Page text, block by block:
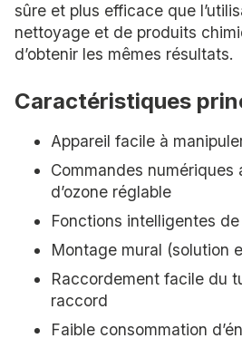
sûre et plus efficace que
nettoyage et de produits
d’obtenir les mêmes résultats.
Caractéristiques
Appareil facile à
Commandes numériques
d’ozone réglable
Fonctions intelligentes
Montage mural (solution
Raccordement facile du
raccord
Faible consommation